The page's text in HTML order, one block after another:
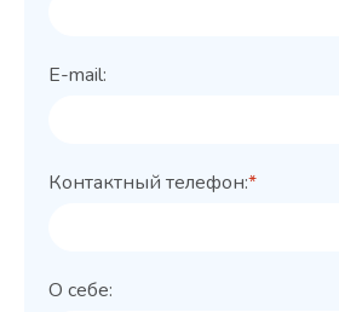
E-mail:
Контактный телефон:*
О себе: